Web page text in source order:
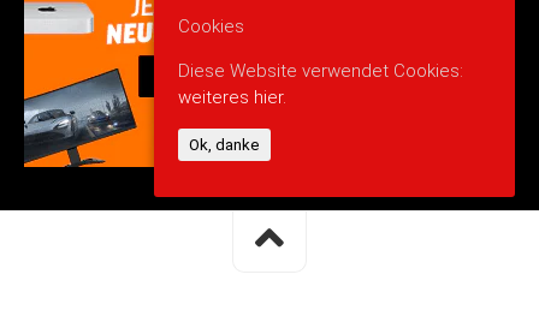
Cookies
Diese Website verwendet Cookies:
weiteres hier.
Ok, danke